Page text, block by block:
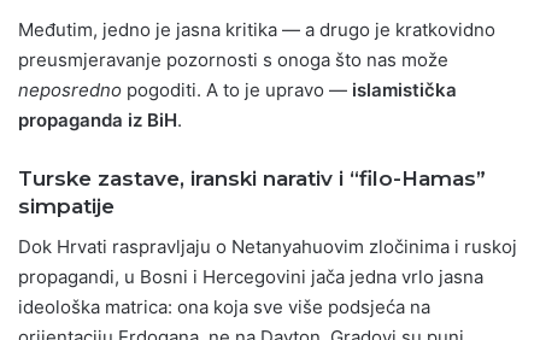
Međutim, jedno je jasna kritika — a drugo je kratkovidno
preusmjeravanje pozornosti s onoga što nas može
neposredno pogoditi. A to je upravo — islamistička
propaganda iz BiH.
Turske zastave, iranski narativ i “filo-Hamas”
simpatije
Dok Hrvati raspravljaju o Netanyahuovim zločinima i ruskoj
propagandi, u Bosni i Hercegovini jača jedna vrlo jasna
ideološka matrica: ona koja sve više podsjeća na